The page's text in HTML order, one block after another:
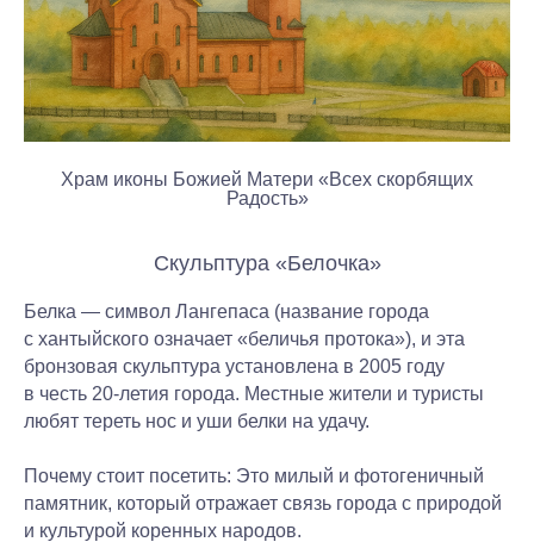
Храм иконы Божией Матери «Всех скорбящих
Радость»
Скульптура «Белочка»
Белка — символ Лангепаса (название города
с хантыйского означает «беличья протока»), и эта
бронзовая скульптура установлена в 2005 году
в честь 20-летия города. Местные жители и туристы
любят тереть нос и уши белки на удачу.
Почему стоит посетить: Это милый и фотогеничный
памятник, который отражает связь города с природой
и культурой коренных народов.